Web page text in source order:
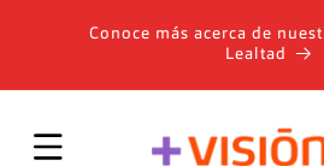
directamenteConoce más acerca de
Lealtad